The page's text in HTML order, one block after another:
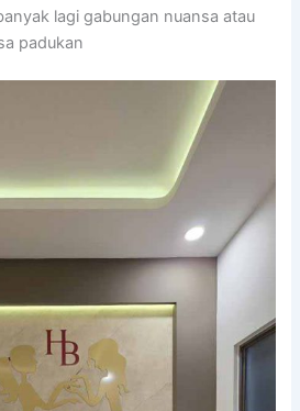
lagi gabungan nuansa atau
padukan